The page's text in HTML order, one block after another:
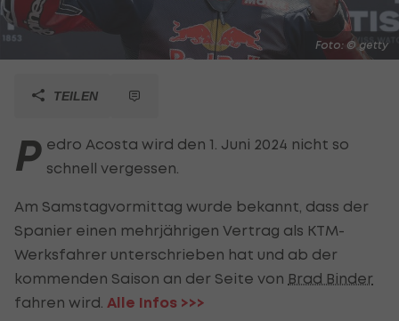
Foto: © getty
TEILEN
P edro Acosta wird den 1. Juni 2024 nicht so
schnell vergessen.
Am Samstagvormittag wurde bekannt, dass der
Spanier einen mehrjährigen Vertrag als KTM-
Werksfahrer unterschrieben hat und ab der
kommenden Saison an der Seite von Brad Binder
fahren wird. Alle Infos >>>